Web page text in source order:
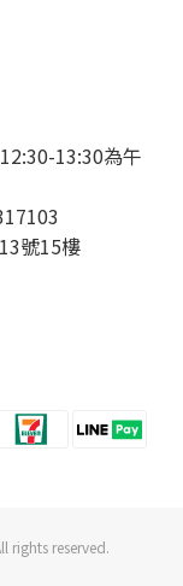
13:30為午
號15樓
rights reserved.